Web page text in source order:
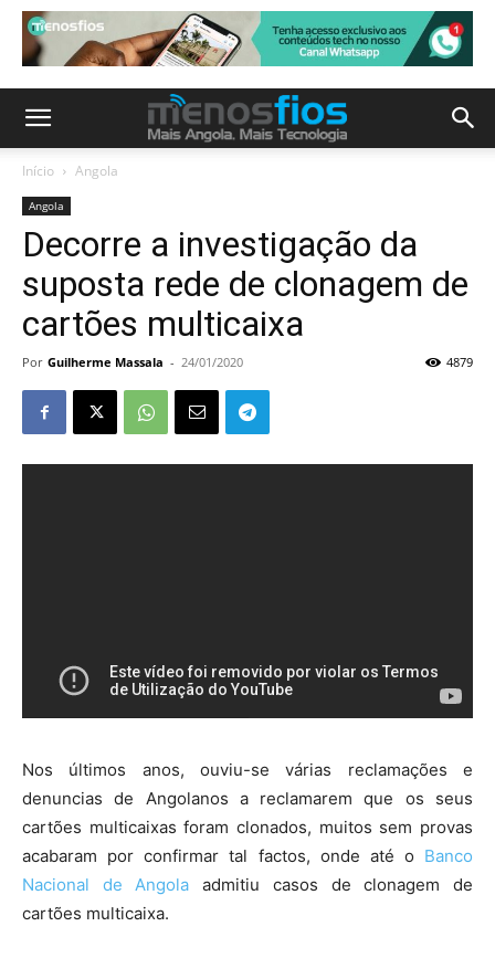
Início Angola
Angola
Decorre a investigação da
suposta rede de clonagem de
cartões multicaixa
Por Guilherme Massala - 24/01/2020 4879
Nos últimos anos, ouviu-se várias reclamações e
denuncias de Angolanos a reclamarem que os seus
cartões multicaixas foram clonados, muitos sem provas
acabaram por confirmar tal factos, onde até o Banco
Nacional de Angola admitiu casos de clonagem de
cartões multicaixa.